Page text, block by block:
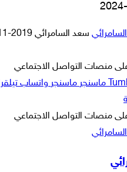
سعد السامرائي أرسل
إلكترونيا
2019-11-20
منصات التواصل الاجتماعي
ماسنجر ماسنجر واتساب
منصات التواصل الاجتماعي